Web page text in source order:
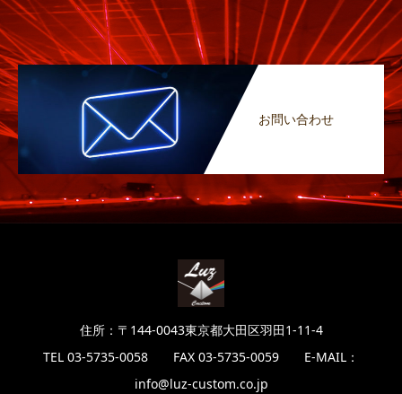
お問い合わせ
住所：〒144-0043東京都大田区羽田1-11-4
TEL 03-5735-0058 FAX 03-5735-0059 E-MAIL：
info@luz-custom.co.jp